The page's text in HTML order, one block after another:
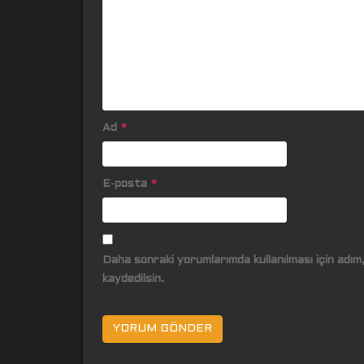
Ad *
E-posta *
Daha sonraki yorumlarımda kullanılması için
kaydedilsin.